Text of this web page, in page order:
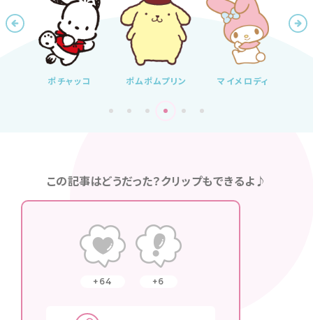
ポチャッコ ポムポムプリン マイメロディ
この記事はどうだった？クリップもできるよ♪
64 6